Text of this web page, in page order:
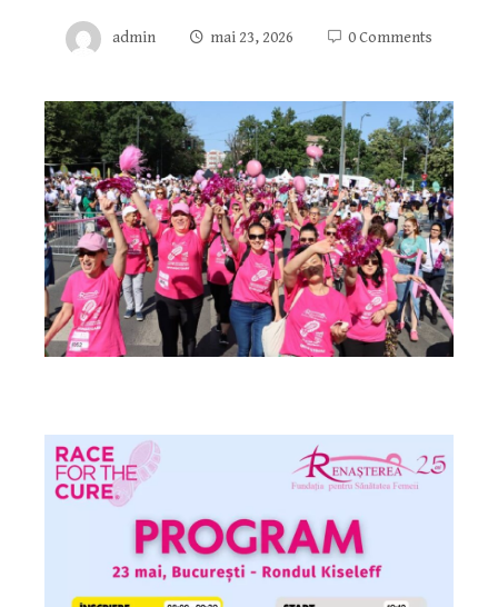
admin mai 23, 2026 0 Comments